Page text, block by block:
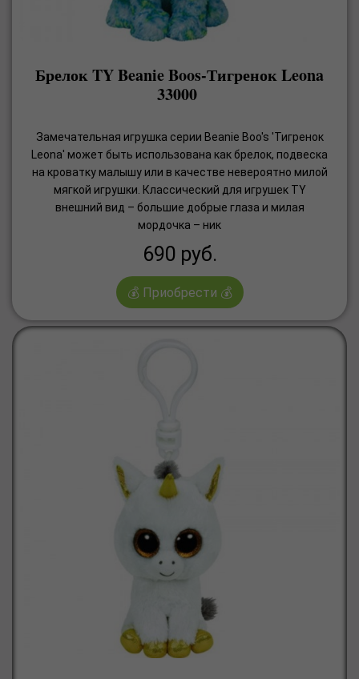
Брелок TY Beanie Boos-Тигренок Leona
33000
Замечательная игрушка серии Beanie Boo's 'Тигренок
Leona' может быть использована как брелок, подвеска
на кроватку малышу или в качестве невероятно милой
мягкой игрушки. Классический для игрушек TY
внешний вид – большие добрые глаза и милая
мордочка – ник
690 руб.
💰 Приобрести 💰